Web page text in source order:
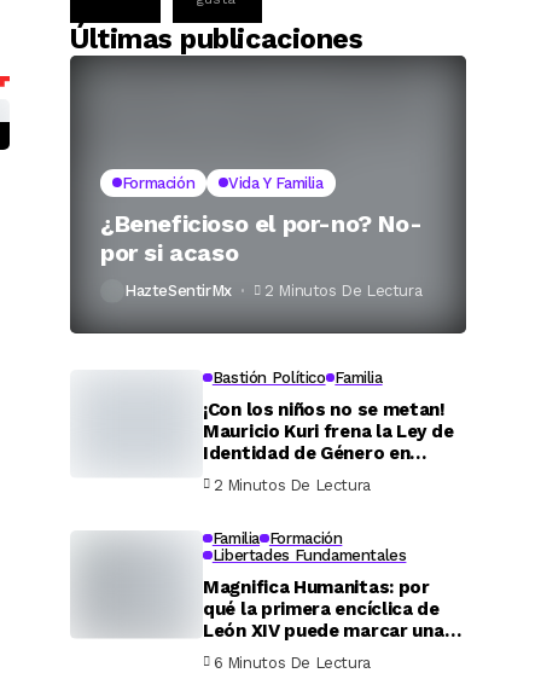
Últimas publicaciones
Formación Vida Y Familia
¿Beneficioso el por-no? No-
por si acaso
HazteSentirMx 2 Minutos De Lectura
Bastión Político Familia
¡Con los niños no se metan!
Mauricio Kuri frena la Ley de
Identidad de Género en
Querétaro
2 Minutos De Lectura
Familia Formación
Libertades Fundamentales
Magnifica Humanitas: por
qué la primera encíclica de
León XIV puede marcar una
época
6 Minutos De Lectura